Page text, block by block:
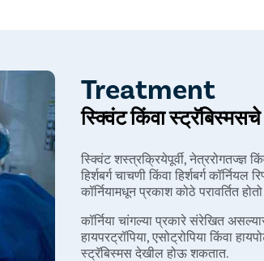
मुदतपूर्व कालावधी
Treatment
स्क्विंट किंवा स्ट्रॅबिस्मसचे
स्क्विंट शस्त्रक्रियेपूर्वी, नेत्ररोगतज्ज्ञ
हिर्शबर्ग चाचणी किंवा हिर्शबर्ग
कॉर्नियामधून प्रकाश कोठे परावर्तित
कॉर्निया चांगल्या प्रकारे संरेखित
हायपरट्रॉपिया, एसोट्रोपिया किंवा
स्ट्रॅबिस्मस देखील होऊ शकतात.